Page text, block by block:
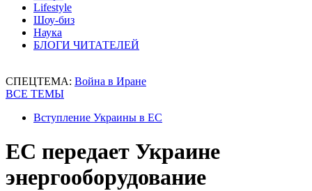
Lifestyle
Шоу-биз
Наука
БЛОГИ ЧИТАТЕЛЕЙ
СПЕЦТЕМА: Война в Иране
ВСЕ ТЕМЫ
Вступление Украины в ЕС
ЕС передает Украине
энергооборудование